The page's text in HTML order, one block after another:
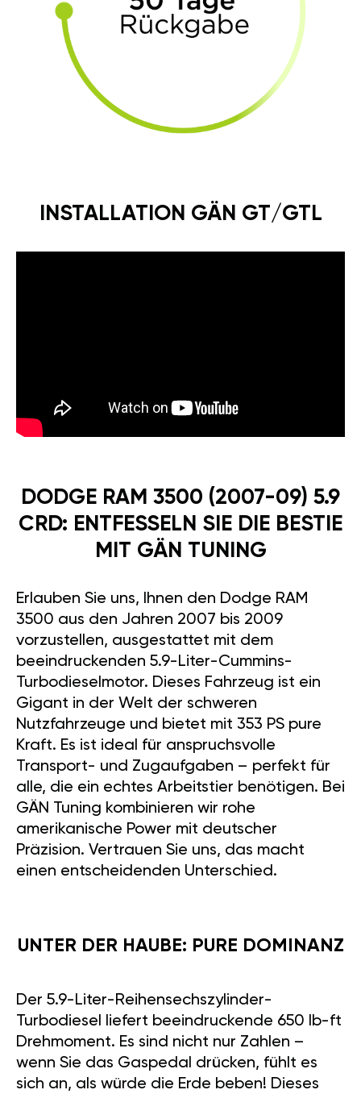
INSTALLATION GÄN GT/GTL
DODGE RAM 3500 (2007-09) 5.9
CRD: ENTFESSELN SIE DIE BESTIE
MIT GÄN TUNING
Erlauben Sie uns, Ihnen den Dodge RAM
3500 aus den Jahren 2007 bis 2009
vorzustellen, ausgestattet mit dem
beeindruckenden 5.9-Liter-Cummins-
Turbodieselmotor. Dieses Fahrzeug ist ein
Gigant in der Welt der schweren
Nutzfahrzeuge und bietet mit 353 PS pure
Kraft. Es ist ideal für anspruchsvolle
Transport- und Zugaufgaben – perfekt für
alle, die ein echtes Arbeitstier benötigen. Bei
GÄN Tuning kombinieren wir rohe
amerikanische Power mit deutscher
Präzision. Vertrauen Sie uns, das macht
einen entscheidenden Unterschied.
UNTER DER HAUBE: PURE DOMINANZ
Der 5.9-Liter-Reihensechszylinder-
Turbodiesel liefert beeindruckende 650 lb-ft
Drehmoment. Es sind nicht nur Zahlen –
wenn Sie das Gaspedal drücken, fühlt es
sich an, als würde die Erde beben! Dieses